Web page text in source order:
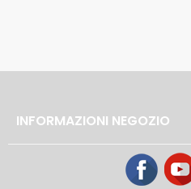
INFORMAZIONI NEGOZIO